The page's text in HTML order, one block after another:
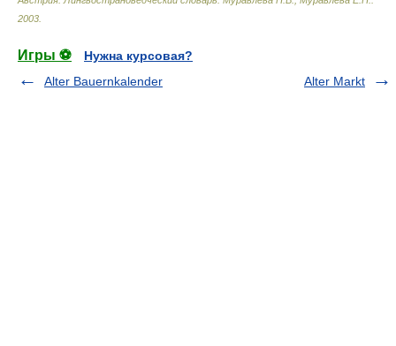
2003
Игры ⚽
Нужна курсовая?
Alter Bauernkalender
Alter Markt